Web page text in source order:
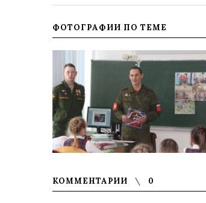
ФОТОГРАФИИ ПО ТЕМЕ
КОММЕНТАРИИ 0